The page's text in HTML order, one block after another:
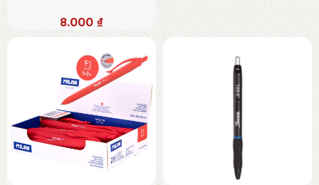
8.000 ₫